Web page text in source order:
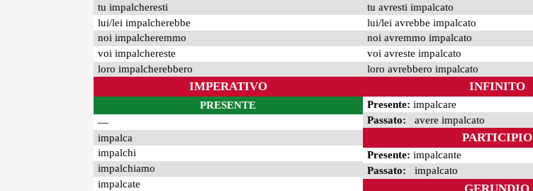
tu impalcheresti
lui/lei impalcherebbe
noi impalcheremmo
voi impalchereste
loro impalcherebbero
tu avresti impalcato
lui/lei avrebbe impalcato
noi avremmo impalcato
voi avreste impalcato
loro avrebbero impalcato
IMPERATIVO
PRESENTE
—
impalca
impalchi
impalchiamo
impalcate
INFINITO
Presente: impalcare
Passato: avere impalcato
PARTICIPIO
Presente: impalcante
Passato: impalcato
GERUNDIO